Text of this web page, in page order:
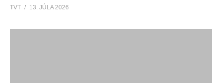
TVT 13. JÚLA 2026